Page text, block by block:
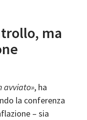
ma
avviato», ha
la conferenza
– sia